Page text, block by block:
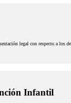
legal con respecto a los
Infantil